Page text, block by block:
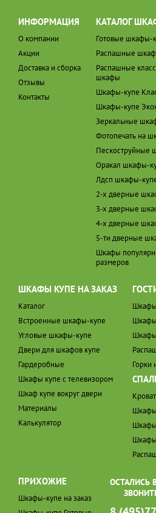
ИНФОРМАЦИЯ
О компании
Акции
Доставка и сборка
Отзывы
Контакты
КАТАЛОГ
Готовые шкафы-
Распашные
Распашные
шкафы
Шкафы-купе
Шкафы-купе
Зеркальные
Фотопечать на
Пескоструйные
Оракал шкафы-
Лдсп шкафы-
2-х дверные
3-х дверные
4-х дверные
5-ти дверные
Шкафы
размеров
ШКАФЫ КУПЕ НА ЗАКАЗ
Каталог
Встроенные шкафы-купе
Угловые шкафы-купе
Двери для шкафов купе
Гардеробные
Шкафы купе с телевизором
Шкаф купе вокруг двери
Материалы
Калькулятор
Горки
ПРИХОЖИЕ
Шкафы-купе на заказ
ОСТАЛИСЬ